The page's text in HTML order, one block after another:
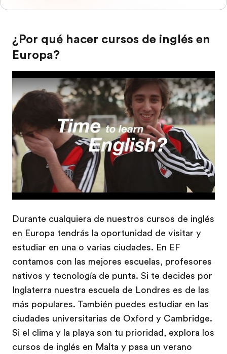
¿Por qué hacer cursos de inglés en
Europa?
Play
Durante cualquiera de nuestros cursos de inglés
en Europa tendrás la oportunidad de visitar y
estudiar en una o varias ciudades. En EF
contamos con las mejores escuelas, profesores
nativos y tecnología de punta. Si te decides por
Inglaterra nuestra escuela de Londres es de las
más populares. También puedes estudiar en las
ciudades universitarias de Oxford y Cambridge.
Si el clima y la playa son tu prioridad, explora los
cursos de inglés en Malta y pasa un verano